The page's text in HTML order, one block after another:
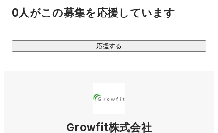
営業/採用/広報/バックオフィス
0人がこの募集を応援しています
応援する
Growfit株式会社